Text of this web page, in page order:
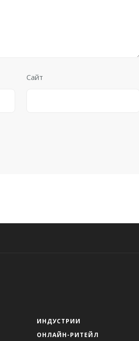
Сайт
ИНДУСТРИИ
ОНЛАЙН-РИТЕЙЛ